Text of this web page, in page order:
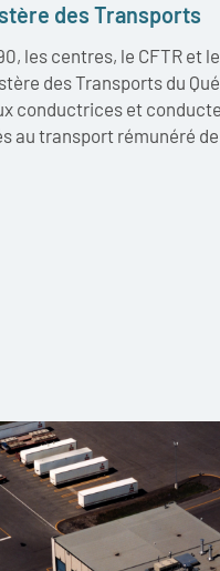
des Transports
les centres, le CFTR et
des Transports du
conductrices et
au transport rémunéré